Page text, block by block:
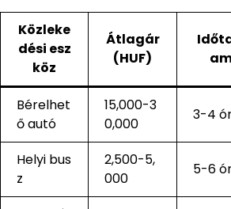
Közleke
dési esz
köz
Átlagár
(HUF)
Bérelhet
ő autó
15,000-3
0,000
3-4
Helyi bus
z
2,500-5,
000
5-6